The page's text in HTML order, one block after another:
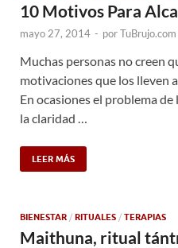
10 Motivos Para
mayo 27, 2014 - porTuBrujo.com
Muchas personas no creen
motivaciones que los lleven
En ocasiones el problema de
la claridad …
LEER MÁS
BIENESTAR / RITUALES / TERAPIAS
Maithuna, ritual